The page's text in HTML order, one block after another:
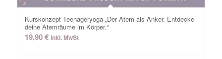
Kurskonzept Teenageryoga „Der Atem als Anker. Entdecke
deine Atemräume im Körper.“
19,90€ inkl. MwSt